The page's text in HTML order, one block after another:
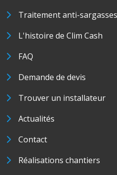
Traitement anti-sargasses
L'histoire de Clim Cash
FAQ
Demande de devis
Trouver un installateur
Actualités
Contact
Réalisations chantiers